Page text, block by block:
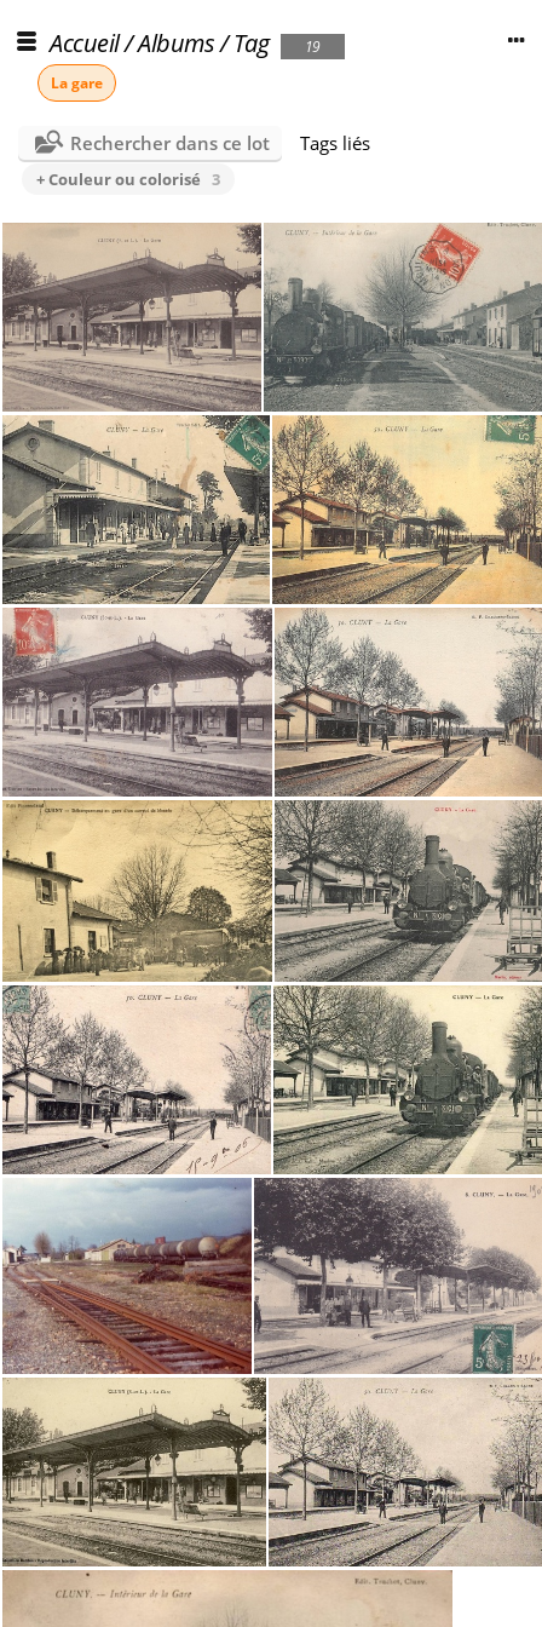
Accueil/Albums/Tag
19
La gare
Rechercher dans ce lot Tags liés
+ Couleur ou colorisé 3